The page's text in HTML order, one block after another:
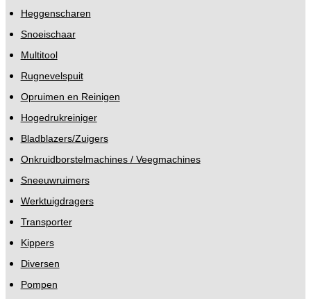
Heggenscharen
Snoeischaar
Multitool
Rugnevelspuit
Opruimen en Reinigen
Hogedrukreiniger
Bladblazers/Zuigers
Onkruidborstelmachines / Veegmachines
Sneeuwruimers
Werktuigdragers
Transporter
Kippers
Diversen
Pompen